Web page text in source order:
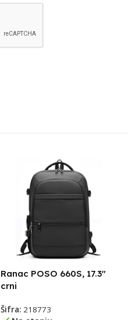
Ranac POSO 660S, 17.3″
crni
Šifra: 218773